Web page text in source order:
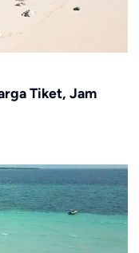
Tiket, Jam